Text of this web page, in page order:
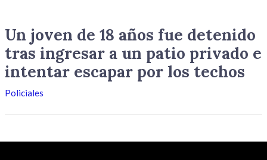
Un joven de 18 años fue detenido
tras ingresar a un patio privado e
intentar escapar por los techos
Policiales